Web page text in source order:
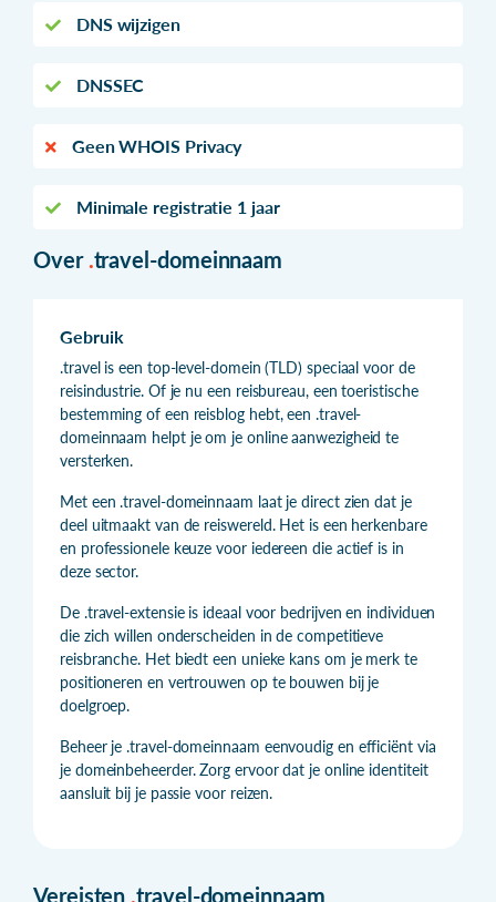
DNS wijzigen
DNSSEC
Geen WHOIS Privacy
Minimale registratie 1 jaar
Over .travel-domeinnaam
Gebruik
.travel is een top-level-domein (TLD) speciaal voor de
reisindustrie. Of je nu een reisbureau, een toeristische
bestemming of een reisblog hebt, een .travel-
domeinnaam helpt je om je online aanwezigheid te
versterken.
Met een .travel-domeinnaam laat je direct zien dat je
deel uitmaakt van de reiswereld. Het is een herkenbare
en professionele keuze voor iedereen die actief is in
deze sector.
De .travel-extensie is ideaal voor bedrijven en individuen
die zich willen onderscheiden in de competitieve
reisbranche. Het biedt een unieke kans om je merk te
positioneren en vertrouwen op te bouwen bij je
doelgroep.
Beheer je .travel-domeinnaam eenvoudig en efficiënt via
je domeinbeheerder. Zorg ervoor dat je online identiteit
aansluit bij je passie voor reizen.
Vereisten .travel-domeinnaam